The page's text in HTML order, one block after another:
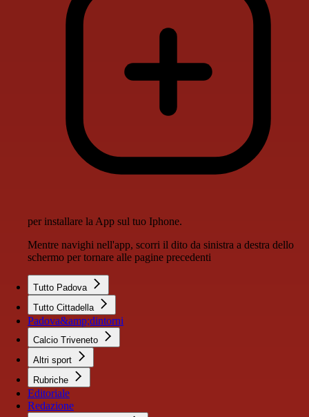
per installare la App sul tuo Iphone.
Mentre navighi nell'app, scorri il dito da sinistra a destra dello
schermo per tornare alle pagine precedenti
Tutto Padova
Tutto Cittadella
Padova&amp;dintorni
Calcio Triveneto
Altri sport
Rubriche
Editoriale
Redazione